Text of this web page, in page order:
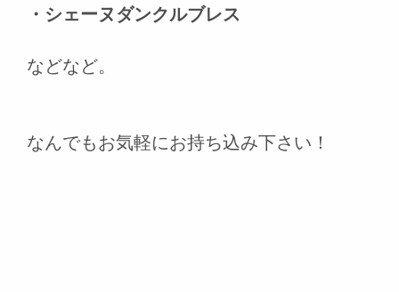
・シェーヌダンクルブレス
などなど。
なんでもお気軽にお持ち込み下さい！